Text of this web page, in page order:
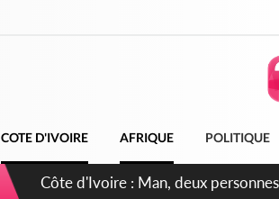
COTE D'IVOIRE AFRIQUE POLITIQUE
Côte d'Ivoire : Man, deux